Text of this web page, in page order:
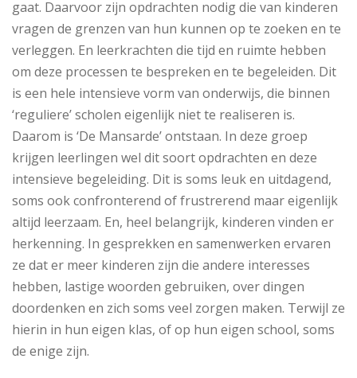
gaat. Daarvoor zijn opdrachten nodig die van kinderen
vragen de grenzen van hun kunnen op te zoeken en te
verleggen. En leerkrachten die tijd en ruimte hebben
om deze processen te bespreken en te begeleiden. Dit
is een hele intensieve vorm van onderwijs, die binnen
‘reguliere’ scholen eigenlijk niet te realiseren is.
Daarom is ‘De Mansarde’ ontstaan. In deze groep
krijgen leerlingen wel dit soort opdrachten en deze
intensieve begeleiding. Dit is soms leuk en uitdagend,
soms ook confronterend of frustrerend maar eigenlijk
altijd leerzaam. En, heel belangrijk, kinderen vinden er
herkenning. In gesprekken en samenwerken ervaren
ze dat er meer kinderen zijn die andere interesses
hebben, lastige woorden gebruiken, over dingen
doordenken en zich soms veel zorgen maken. Terwijl ze
hierin in hun eigen klas, of op hun eigen school, soms
de enige zijn.